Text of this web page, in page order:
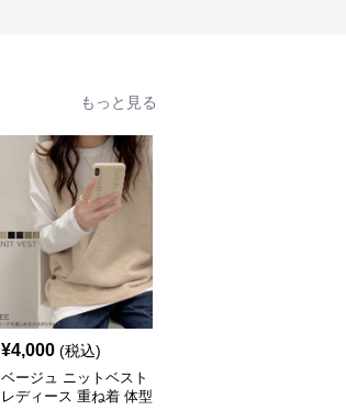
もっと見る
¥4,000 (税込)
ベージュ ニットベスト
レディース 重ね着 体型